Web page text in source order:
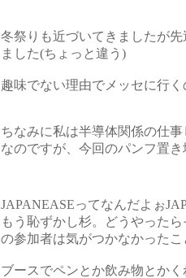
冬祭りも近づいてきましたが
ました(ちょっと違う)
趣味でない理由でメッセに行
ちなみに私は半導体関係の仕
なのですが、今回のパンフ置
JAPANEASEってなんだよぉ
もう恥ずかし杉。どうやった
の参加者は気がつかなかった
ブースでペンとか飲み物とか